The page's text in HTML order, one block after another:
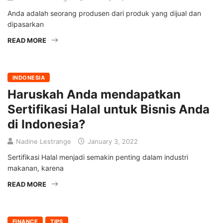
Anda adalah seorang produsen dari produk yang dijual dan
dipasarkan
READ MORE
INDONESIA
Haruskah Anda mendapatkan
Sertifikasi Halal untuk Bisnis Anda
di Indonesia?
Nadine Lestrange January 3, 2022
Sertifikasi Halal menjadi semakin penting dalam industri
makanan, karena
READ MORE
FINANCE TIPS